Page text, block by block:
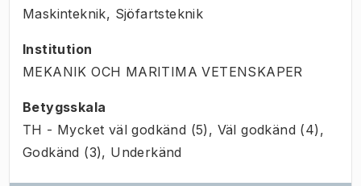
Maskinteknik, Sjöfartsteknik
Institution
MEKANIK OCH MARITIMA VETENSKAPER
Betygsskala
TH - Mycket väl godkänd (5), Väl godkänd (4),
Godkänd (3), Underkänd